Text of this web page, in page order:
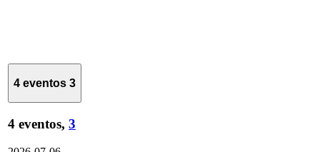
4 eventos 3
4 eventos, 3